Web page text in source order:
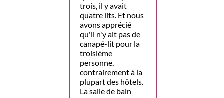
trois, il y avait
quatre lits. Et nous
avons apprécié
qu'il n'y ait pas de
canapé-lit pour la
troisième
personne,
contrairement à la
plupart des hôtels.
La salle de bain